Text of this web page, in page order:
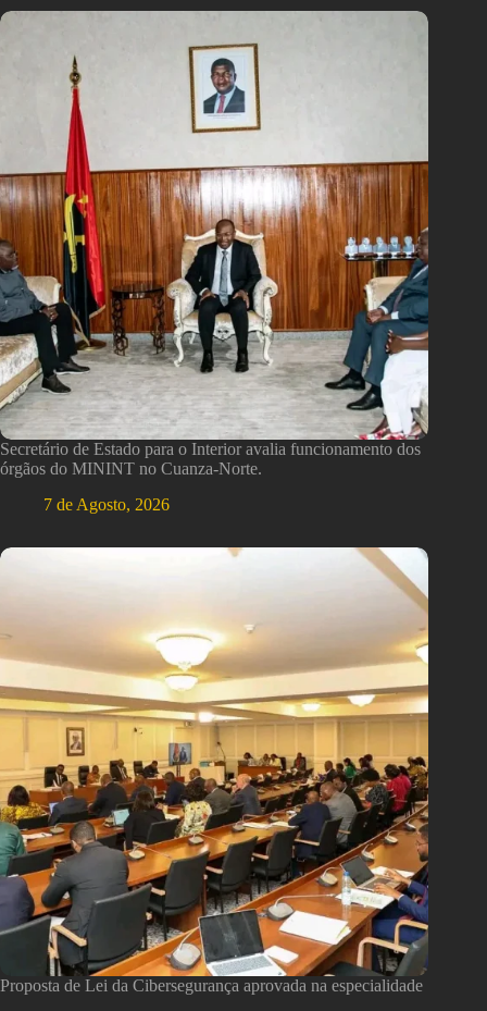
Secretário de Estado para o Interior avalia funcionamento dos
órgãos do MININT no Cuanza-Norte.
7 de Agosto, 2026
Proposta de Lei da Cibersegurança aprovada na especialidade